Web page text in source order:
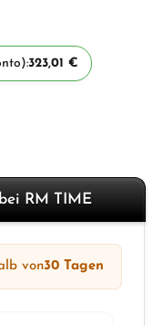
323,01 €
RM TIME
von30 Tagen